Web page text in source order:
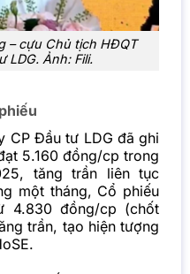
– cựu Chủ tịch HĐQT
LDG. Ảnh: Fili.
CP Đầu tư LDG đã ghi
5.160 đồng/cp trong
tăng trần liên tục
một tháng, Cổ phiếu
4.830 đồng/cp (chốt
trần, tạo hiện tượng